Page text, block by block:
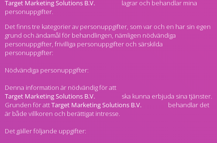
lagrar och behandlar mina
personuppgifter.
Det finns tre kategorier av personuppgifter, som var och en har sin egen
grund och ändamål för behandlingen, nämligen nödvändiga
personuppgifter, frivilliga personuppgifter och särskilda
personuppgifter:
Nödvändiga personuppgifter:
Denna information är nödvändig för att
ska kunna erbjuda sina tjänster.
Grunden för att
behandlar det
är både villkoren och berättigat intresse.
Det gäller följande uppgifter: